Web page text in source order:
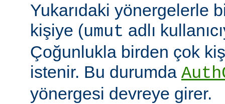
Yukarıdaki yönergelerle
kişiye (umut adlı
Çoğunlukla birden çok
istenir. Bu durumda
yönergesi devreye girer.